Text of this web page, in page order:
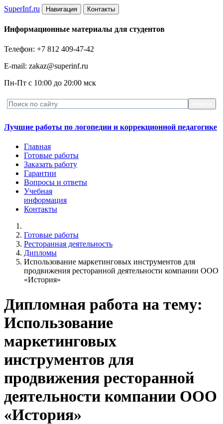
SuperInf.ru Навигация Контакты
Информационные материалы для студентов
Телефон: +7 812 409-47-42
E-mail: zakaz@superinf.ru
Пн-Пт с 10:00 до 20:00 мск
Лучшие работы по логопедии и коррекционной педагогике
Главная
Готовые работы
Заказать работу
Гарантии
Вопросы и ответы
Учебная
информация
Контакты
Готовые работы
Ресторанная деятельность
Дипломы
Использование маркетинговых инструментов для
продвижения ресторанной деятельности компании ООО
«История»
Дипломная работа на тему:
Использование
маркетинговых
инструментов для
продвижения ресторанной
деятельности компании ООО
«История»